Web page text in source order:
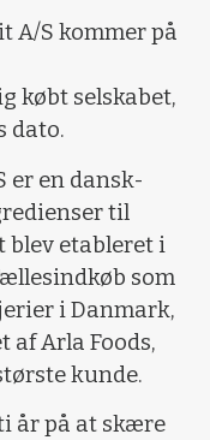
A/S kommer på
købt selskabet,
dato.
er en dansk-
til
blev etableret i
som
i Danmark,
af Arla Foods,
kunde.
år på at skære